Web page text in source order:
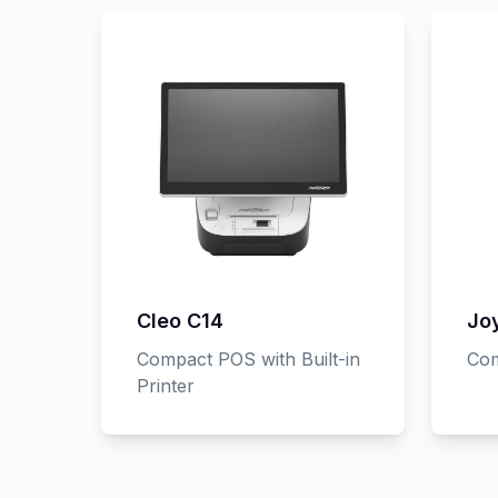
Cleo C14
Compact POS with Built-in
Printer